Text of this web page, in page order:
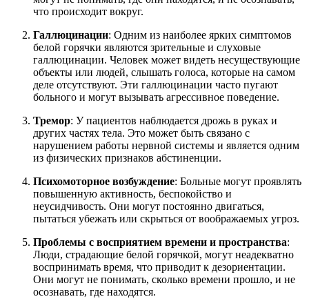
что происходит вокруг.
Галлюцинации: Одним из наиболее ярких симптомов
белой горячки являются зрительные и слуховые
галлюцинации. Человек может видеть несуществующие
объекты или людей, слышать голоса, которые на самом
деле отсутствуют. Эти галлюцинации часто пугают
больного и могут вызывать агрессивное поведение.
Тремор: У пациентов наблюдается дрожь в руках и
других частях тела. Это может быть связано с
нарушением работы нервной системы и является одним
из физических признаков абстиненции.
Психомоторное возбуждение: Больные могут проявлять
повышенную активность, беспокойство и
неусидчивость. Они могут постоянно двигаться,
пытаться убежать или скрыться от воображаемых угроз.
Проблемы с восприятием времени и пространства:
Люди, страдающие белой горячкой, могут неадекватно
воспринимать время, что приводит к дезориентации.
Они могут не понимать, сколько времени прошло, и не
осознавать, где находятся.